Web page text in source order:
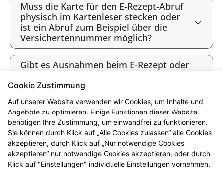
Muss die Karte für den E-Rezept-Abruf
physisch im Kartenleser stecken oder
ist ein Abruf zum Beispiel über die
Versichertennummer möglich?
Gibt es Ausnahmen beim E-Rezept oder
angeboten?
Gibt es bald ausschließlich E-Rezepte?
* Bis 12 Uhr vorbestellt sind die Produkte i.d.R. ab 16 Uhr abholbereit.
Beachten Sie bitte die jeweiligen Öffnungszeiten. Vorbehaltlich der
Lieferfähigkeit des Großhandels. Ausgenommen sind Arzneimittel, die in
Cookie Zustimmung
Auf unserer Website verwenden wir Cookies, um Inhalte und
Angebote zu optimieren. Einige Funktionen dieser Website
benötigen Ihre Zustimmung, um einwandfrei zu funktionieren.
Sie können durch Klick auf „Alle Cookies zulassen“ alle Cookies
akzeptieren, durch Klick auf „Nur notwendige Cookies
akzeptieren“ nur notwendige Cookies akzeptieren, oder durch
Klick auf "Einstellungen" individuelle Einstellungen vornehmen.